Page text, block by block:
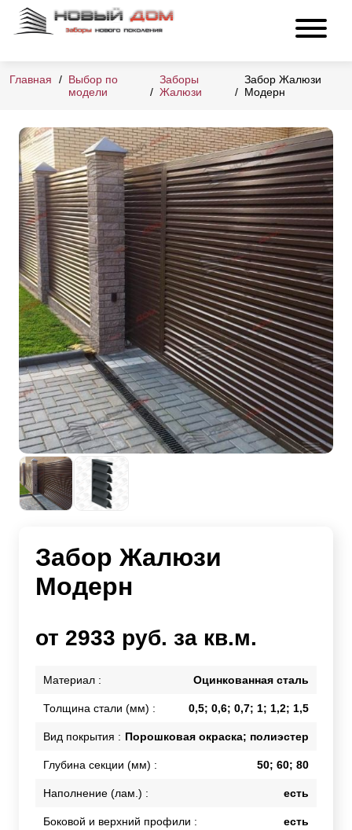
Главная
Выбор по
модели
Заборы
Жалюзи
Забор Жалюзи
Модерн
Забор Жалюзи
Модерн
от 2933 руб. за кв.м.
Материал : Оцинкованная сталь
Толщина стали (мм) : 0,5; 0,6; 0,7; 1; 1,2; 1,5
Вид покрытия : Порошковая окраска; полиэстер
Глубина секции (мм) : 50; 60; 80
Наполнение (лам.) : есть
Боковой и верхний профили : есть